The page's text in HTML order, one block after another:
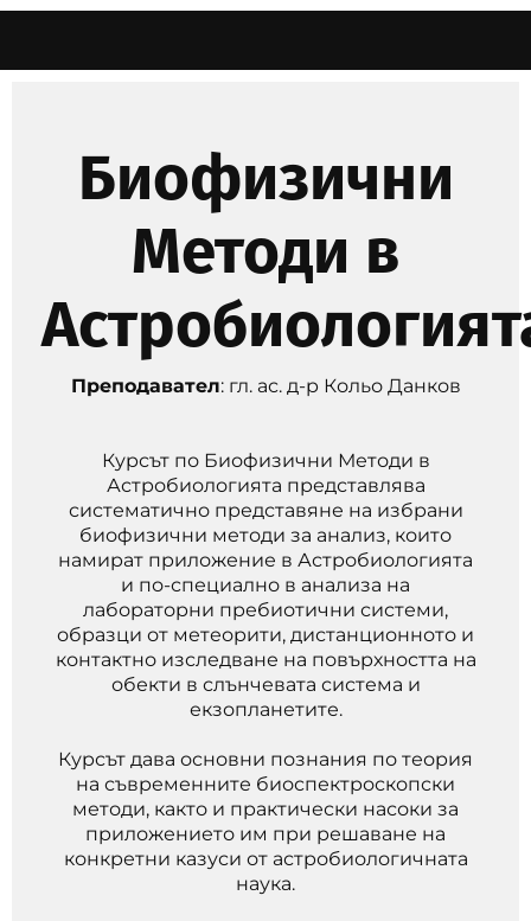
Биофизични
Методи в
Преподавател: гл. ас. д-р Кольо Данков
Курсът по Биофизични Методи в
Астробиологията представлява
систематично представяне на избрани
биофизични методи за анализ, които
намират приложение в Астробиологията
и по-специално в анализа на
лабораторни пребиотични системи,
образци от метеорити, дистанционното и
контактно изследване на повърхността на
обекти в слънчевата система и
екзопланетите.
Курсът дава основни познания по теория
на съвременните биоспектроскопски
методи, както и практически насоки за
приложението им при решаване на
конкретни казуси от астробиологичната
наука.